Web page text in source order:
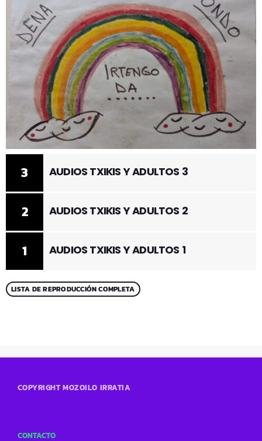
1 AUDIOS TXIKIS Y ADULTOS 1
2 AUDIOS TXIKIS Y ADULTOS 2
3 AUDIOS TXIKIS Y ADULTOS 3
LISTA DE REPRODUCCIÓN COMPLETA
COPYRIGHT MOZOILO IRRATIA
CONTACTO